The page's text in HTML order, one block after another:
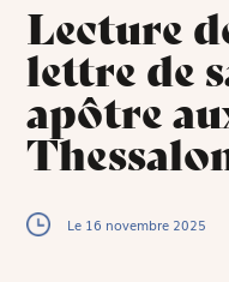
Lecture
lettre de
apôtre
Le 16 novembre 2025